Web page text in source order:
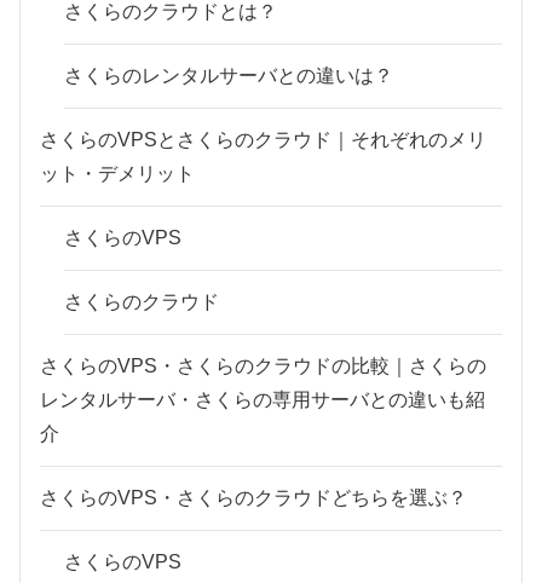
さくらのクラウドとは？
さくらのレンタルサーバとの違いは？
さくらのVPSとさくらのクラウド｜それぞれのメリ
ット・デメリット
さくらのVPS
さくらのクラウド
さくらのVPS・さくらのクラウドの比較｜さくらの
レンタルサーバ・さくらの専用サーバとの違いも紹
介
さくらのVPS・さくらのクラウドどちらを選ぶ？
さくらのVPS